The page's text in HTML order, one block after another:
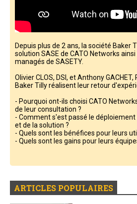
Depuis plus de 2 ans, la société Baker
solution SASE de CATO Networks
managés de SASETY.
Olivier CLOS, DSI, et Anthony
Baker Tilly réalisent leur retour
- Pourquoi ont-ils choisi CATO
de leur consultation ?
- Comment s'est passé le
et de la solution ?
- Quels sont les bénéfices pour leurs
- Quels sont les gains pour leurs
ARTICLES POPULAIRES